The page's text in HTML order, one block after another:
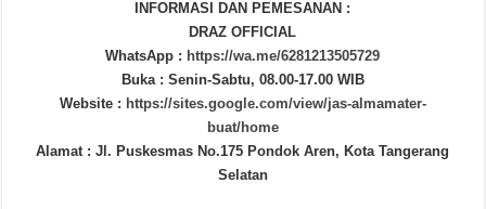
INFORMASI DAN PEMESANAN :
DRAZ OFFICIAL
WhatsApp : https://wa.me/6281213505729
Buka : Senin-Sabtu, 08.00-17.00 WIB
Website : https://sites.google.com/view/jas-almamater-
buat/home
Alamat : Jl. Puskesmas No.175 Pondok Aren, Kota Tangerang
Selatan